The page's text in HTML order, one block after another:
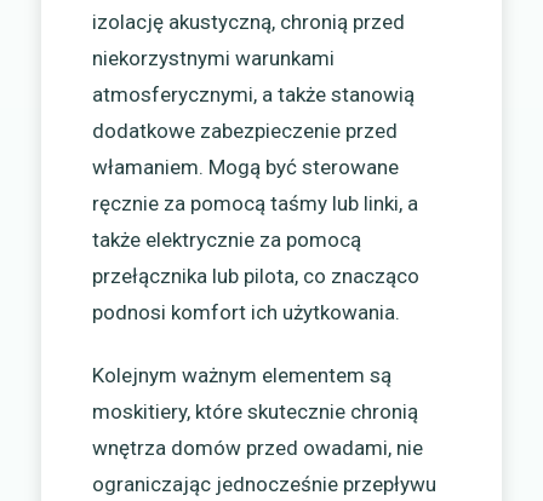
izolację akustyczną, chronią przed
niekorzystnymi warunkami
atmosferycznymi, a także stanowią
dodatkowe zabezpieczenie przed
włamaniem. Mogą być sterowane
ręcznie za pomocą taśmy lub linki, a
także elektrycznie za pomocą
przełącznika lub pilota, co znacząco
podnosi komfort ich użytkowania.
Kolejnym ważnym elementem są
moskitiery, które skutecznie chronią
wnętrza domów przed owadami, nie
ograniczając jednocześnie przepływu